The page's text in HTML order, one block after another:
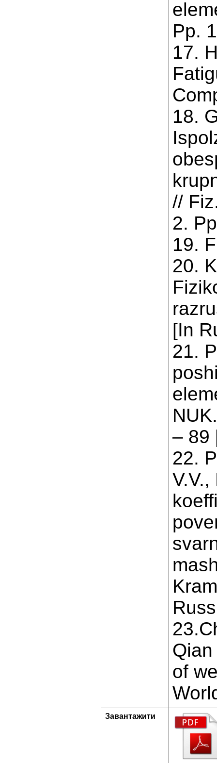
Pp.
17.
18.
//
2.
19.
20.
[In
21.
– 89
22.
of
Завантажити